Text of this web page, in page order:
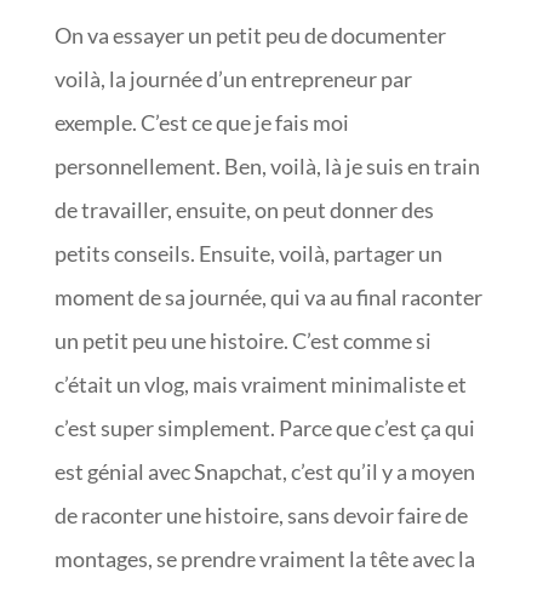
On va essayer un petit peu de documenter
voilà, la journée d’un entrepreneur par
exemple. C’est ce que je fais moi
personnellement. Ben, voilà, là je suis en train
de travailler, ensuite, on peut donner des
petits conseils. Ensuite, voilà, partager un
moment de sa journée, qui va au final raconter
un petit peu une histoire. C’est comme si
c’était un vlog, mais vraiment minimaliste et
c’est super simplement. Parce que c’est ça qui
est génial avec Snapchat, c’est qu’il y a moyen
de raconter une histoire, sans devoir faire de
montages, se prendre vraiment la tête avec la